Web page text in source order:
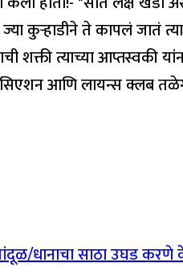
कुऱ्हाडीने ते कापलं जातं
त्याच्या आप्तस्वकी यांना
आणि लायन्स क्लब
धानाचा साठा उघड करणे